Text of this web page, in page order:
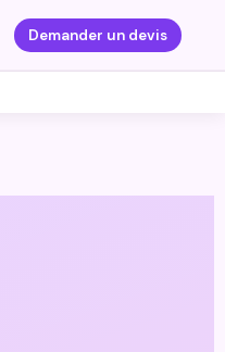
Demander un devis